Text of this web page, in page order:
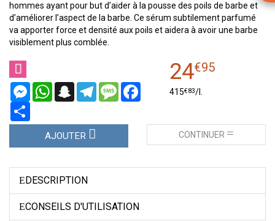
hommes ayant pour but d’aider à la pousse des poils de barbe et
d’améliorer l’aspect de la barbe. Ce sérum subtilement parfumé
va apporter force et densité aux poils et aidera à avoir une barbe
visiblement plus comblée.
MessengerWhatsAppSnapchatTelegramMessageFacebook
24€95
415€83/
AJOUTER CONTINUER
DESCRIPTION
CONSEILS D'UTILISATION